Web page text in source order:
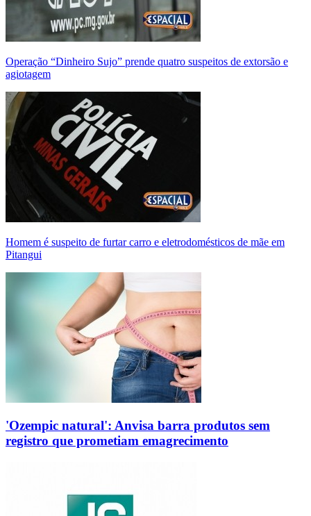
Operação “Dinheiro Sujo” prende quatro suspeitos de extorsão e
agiotagem
Homem é suspeito de furtar carro e eletrodomésticos de mãe em
Pitangui
'Ozempic natural': Anvisa barra produtos sem
registro que prometiam emagrecimento